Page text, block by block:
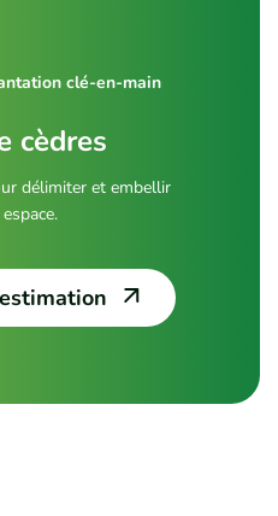
clé-en-main
cèdres
délimiter et embellir